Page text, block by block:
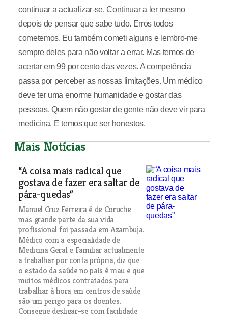
continuar a actualizar-se. Continuar a ler mesmo
depois de pensar que sabe tudo. Erros todos
cometemos. Eu também cometi alguns e lembro-me
sempre deles para não voltar a errar. Mas temos de
acertar em 99 por cento das vezes. A competência
passa por perceber as nossas limitações. Um médico
deve ter uma enorme humanidade e gostar das
pessoas. Quem não gostar de gente não deve vir para
medicina. E temos que ser honestos.
Mais Notícias
“A coisa mais radical que
gostava de fazer era saltar de
pára-quedas”
Manuel Cruz Ferreira é de Coruche
mas grande parte da sua vida
profissional foi passada em Azambuja.
Médico com a especialidade de
Medicina Geral e Familiar actualmente
a trabalhar por conta própria, diz que
o estado da saúde no país é mau e que
muitos médicos contratados para
trabalhar à hora em centros de saúde
são um perigo para os doentes.
Consegue desligar-se com facilidade